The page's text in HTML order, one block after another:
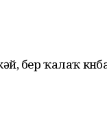
бер ҡалаҡ